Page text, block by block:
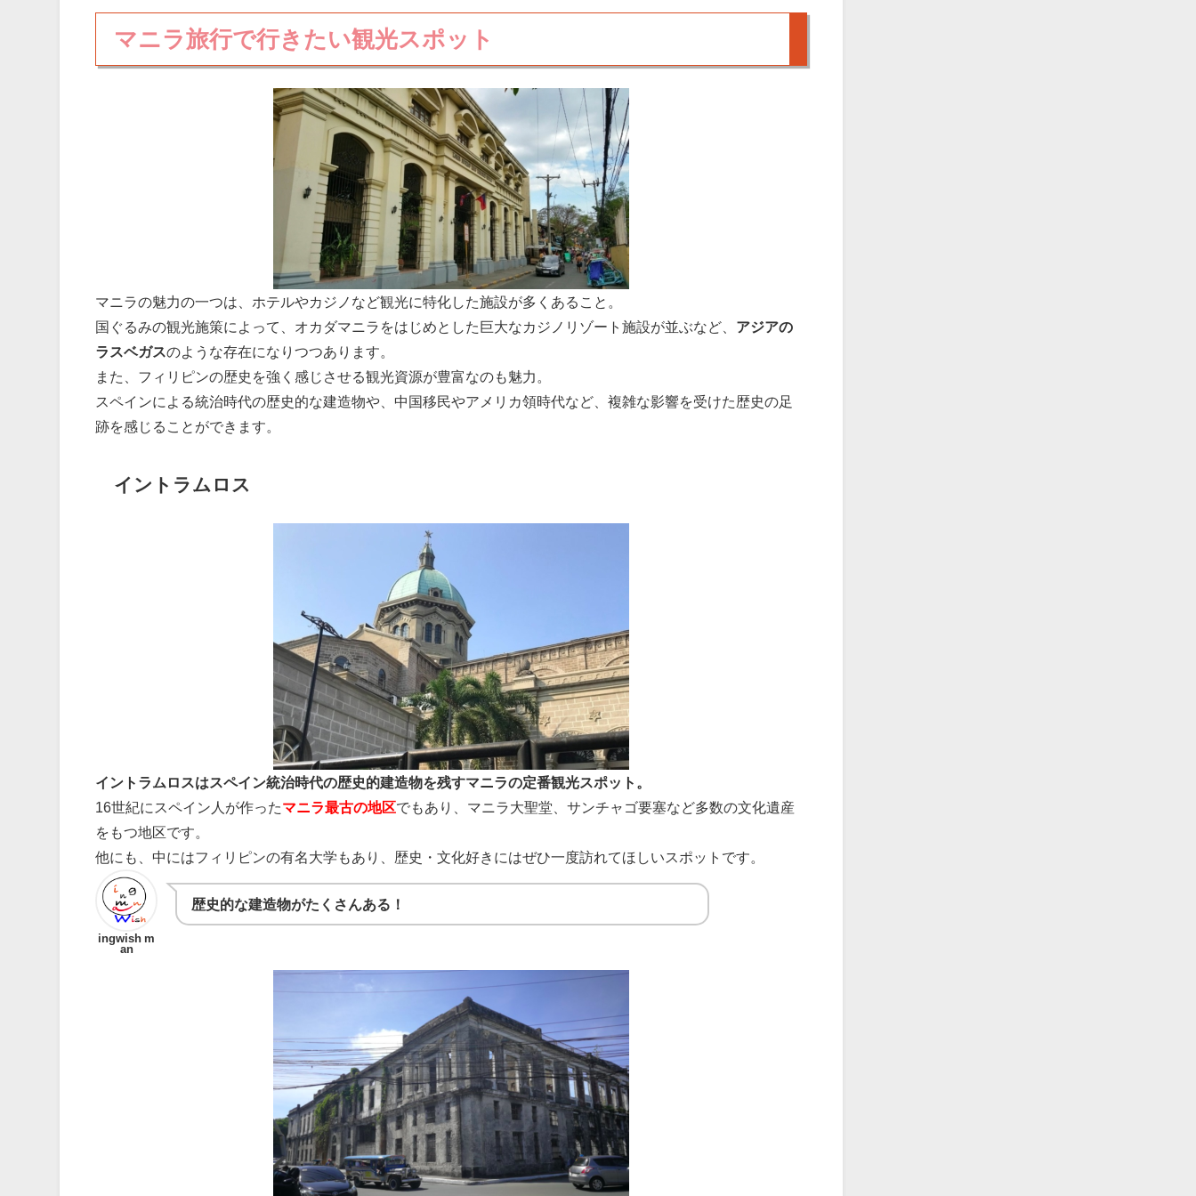
マニラ旅行で行きたい観光スポット
マニラの魅力の一つは、ホテルやカジノなど観光に特化した施設が多くあること。
国ぐるみの観光施策によって、オカダマニラをはじめとした巨大なカジノリゾート施設が並ぶなど、 アジアの
ラスベガスのような存在になりつつあります。
また、フィリピンの歴史を強く感じさせる観光資源が豊富なのも魅力。
スペインによる統治時代の歴史的な建造物や、中国移民やアメリカ領時代など、複雑な影響を受けた歴史の足
跡を感じることができます。
イントラムロス
イントラムロスはスペイン統治時代の歴史的建造物を残すマニラの定番観光スポット。
16世紀にスペイン人が作ったマニラ最古の地区でもあり、マニラ大聖堂、サンチャゴ要塞など多数の文化遺産
をもつ地区です。
他にも、中にはフィリピンの有名大学もあり、歴史・文化好きにはぜひ一度訪れてほしいスポットです。
ingwish m
an
歴史的な建造物がたくさんある！